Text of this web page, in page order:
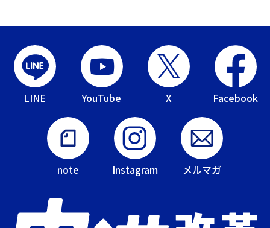
LINE YouTube X Facebook
note Instagram メルマガ